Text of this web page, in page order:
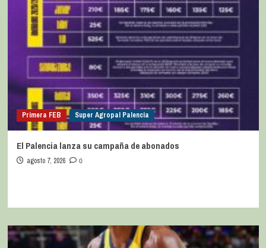
Primera FEB Super Agropal Palencia
El Palencia lanza su campaña de abonados
agosto 7, 2026 0